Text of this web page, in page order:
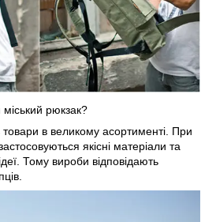
рюкзак?
в великому асортименті. При
якісні матеріали та
Тому вироби відповідають